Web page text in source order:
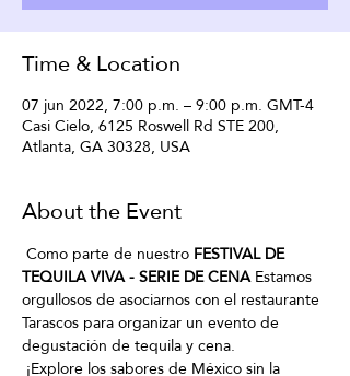
Time & Location
07 jun 2022, 7:00 p.m. – 9:00 p.m. GMT-4
Casi Cielo, 6125 Roswell Rd STE 200,
Atlanta, GA 30328, USA
About the Event
Como parte de nuestro FESTIVAL DE
TEQUILA VIVA - SERIE DE CENA Estamos
orgullosos de asociarnos con el restaurante
Tarascos para organizar un evento de
degustación de tequila y cena.